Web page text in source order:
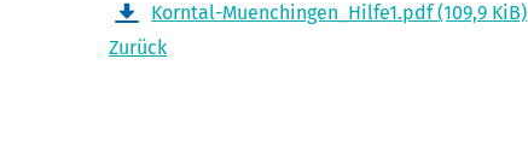
Korntal-Muenchingen_Hilfe1.pdf(109,9 KiB)
Zurück